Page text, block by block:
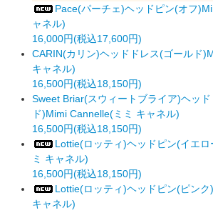
Pace(パーチェ)ヘッドピン(オフ
ャネル)
16,000円(税込17,600円)
CARIN(カリン)ヘッドドレス(ゴールド
キャネル)
16,500円(税込18,150円)
Sweet Briar(スウィートブライア)ヘッ
ド)Mimi Cannelle(ミミ キャネル)
16,500円(税込18,150円)
Lottie(ロッティ)ヘッドピン(イエロ
ミ キャネル)
16,500円(税込18,150円)
Lottie(ロッティ)ヘッドピン(ピンク
キャネル)